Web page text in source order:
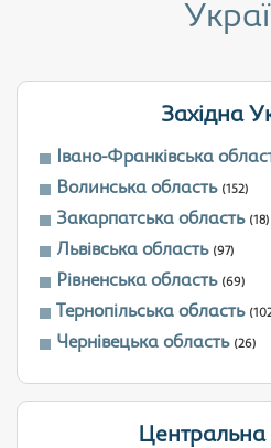
Західна
Івано-Франківська
Волинська область (152)
Закарпатська область (18)
Львівська область (97)
Рівненська область (69)
Тернопільська область
Чернівецька область (26)
Центральна